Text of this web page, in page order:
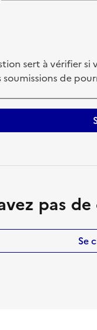
sert à vérifier si
de
pas
Se